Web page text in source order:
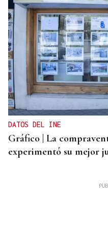
DATOS DEL INE
Gráfico | La
experimentó su mejor